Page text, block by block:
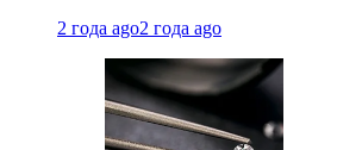
2 года ago2 года ago